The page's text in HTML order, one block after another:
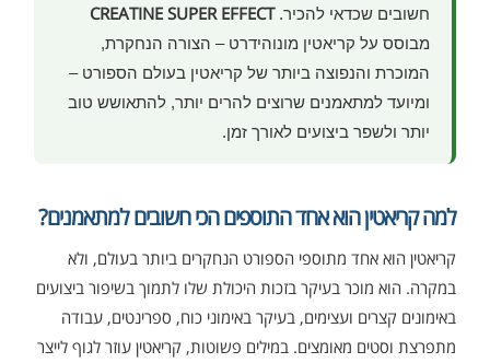
חשובים שכדאי להכיר.CREATINE SUPER EFFECT
מבוסס על קריאטין מונוהידרט – הצורה הנחקרת,
המוכרת והנפוצה ביותר של קריאטין בעולם הספורט –
ומיועד למתאמנים שרוצים להרים יותר, להתאושש טוב
יותר ולשפר ביצועים לאורך זמן.
למה קריאטין הוא אחד התוספים הכי חשובים למתאמנים?
קריאטין הוא אחד מתוספי הספורט הנחקרים ביותר בעולם, ולא
במקרה. הוא מוכר בעיקר בזכות היכולת שלו לתמוך בשיפור ביצועים
באימונים קצרים ועצימים, בעיקר באימוני כוח, ספרינטים, עבודה
מתפרצת וסטים מאומצים. במילים פשוטות, קריאטין עוזר לגוף לייצר